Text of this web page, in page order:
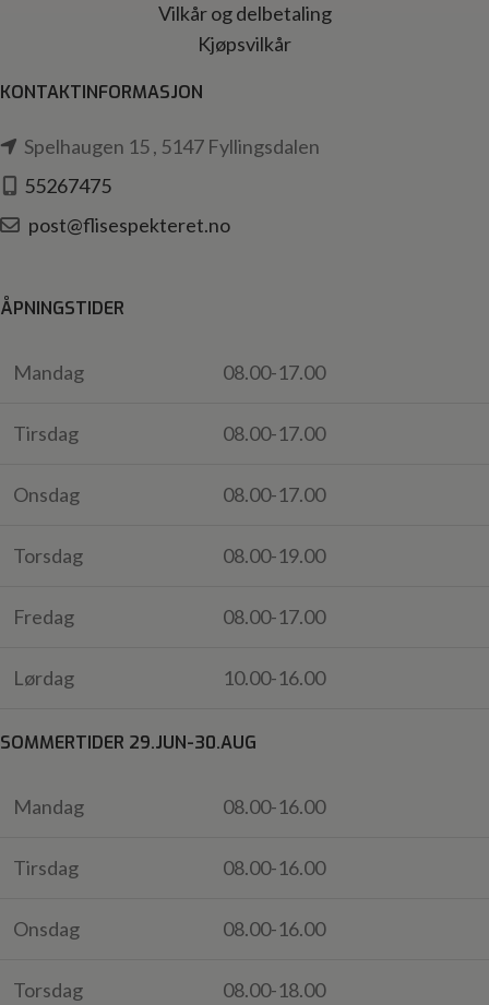
Vilkår og delbetaling
Kjøpsvilkår
KONTAKTINFORMASJON
Spelhaugen 15 , 5147 Fyllingsdalen
55267475
post@flisespekteret.no
ÅPNINGSTIDER
Mandag 08.00-17.00
Tirsdag 08.00-17.00
Onsdag 08.00-17.00
Torsdag 08.00-19.00
Fredag 08.00-17.00
Lørdag 10.00-16.00
SOMMERTIDER 29.JUN-30.AUG
Mandag 08.00-16.00
Tirsdag 08.00-16.00
Onsdag 08.00-16.00
Torsdag 08.00-18.00